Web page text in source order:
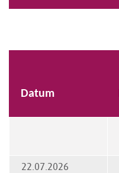
Datum
22.07.2026